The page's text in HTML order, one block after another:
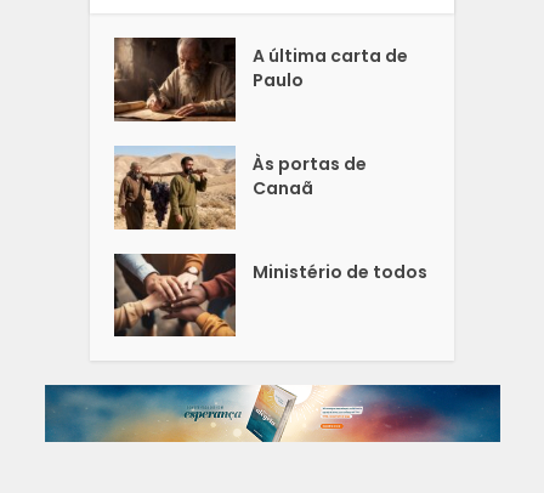
A última carta de
Paulo
Às portas de
Canaã
Ministério de todos